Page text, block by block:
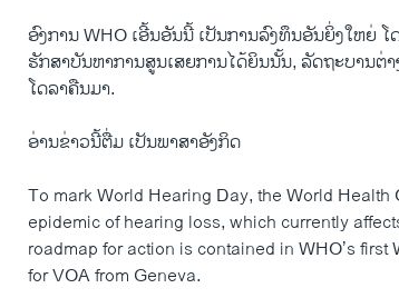
ອົງການ WHO ເອີ້ນອັນນີ້ ເປັນການລົງທຶນອັນຍິ່ງໃຫຍ່
ຮັກສາບັນຫາການສູນເສຍການໄດ້ຍິນນັ້ນ, ລັດຖະບານຕ່
ໂດລາຄືນມາ.
ອ່ານຂ່າວນີ້ຕື່ມ ເປັນພາສາອັງກິດ
To mark World Hearing Day, the World
epidemic of hearing loss, which currently
roadmap for action is contained in WHO’s
for VOA from Geneva.